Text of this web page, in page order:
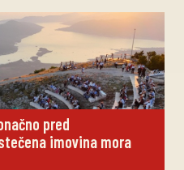
pred
imovina mora